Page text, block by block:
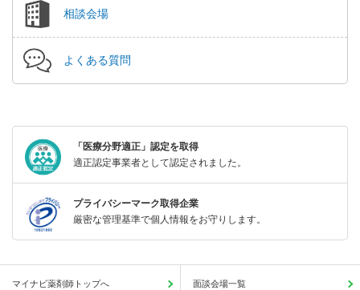
相談会場
よくある質問
「医療分野適正」認定を取得
適正認定事業者として認定されました。
プライバシーマーク取得企業
厳密な管理基準で個人情報をお守りします。
マイナビ薬剤師トップへ 面談会場一覧